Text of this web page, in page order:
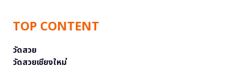
TOP CONTENT
วัดสวย
วัดสวยเชียงใหม่